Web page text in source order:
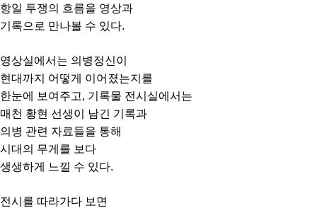
항일 투쟁의 흐름을 영상과
기록으로 만나볼 수 있다.
영상실에서는 의병정신이
현대까지 어떻게 이어졌는지를
한눈에 보여주고, 기록물 전시실에서는
매천 황현 선생이 남긴 기록과
의병 관련 자료들을 통해
시대의 무게를 보다
생생하게 느낄 수 있다.
전시를 따라가다 보면